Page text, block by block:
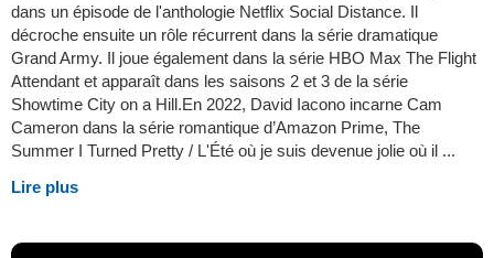
dans un épisode de l'anthologie Netflix Social Distance. Il
décroche ensuite un rôle récurrent dans la série dramatique
Grand Army. Il joue également dans la série HBO Max The Flight
Attendant et apparaît dans les saisons 2 et 3 de la série
Showtime City on a Hill.En 2022, David Iacono incarne Cam
Cameron dans la série romantique d’Amazon Prime, The
Summer I Turned Pretty / L'Été où je suis devenue jolie où il ...
Lire plus